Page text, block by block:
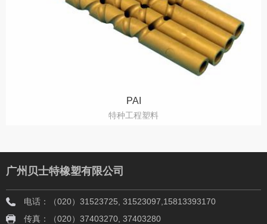
PAI
特种工程塑料
广州贝士特橡塑有限公司
电话：（020）31523725, 31523097,15813393170
传真：（020）37403270, 37403280